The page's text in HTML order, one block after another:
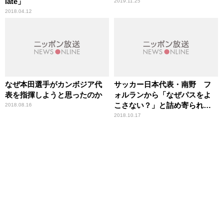
2018.04.12
なぜ本田選手がカンボジア代
表を指揮しようと思ったのか
2018.08.16
サッカー日本代表・南野 フ
ォルランから「なぜパスをよ
こさない？」と詰め寄られた
際に放った言葉
2018.10.17